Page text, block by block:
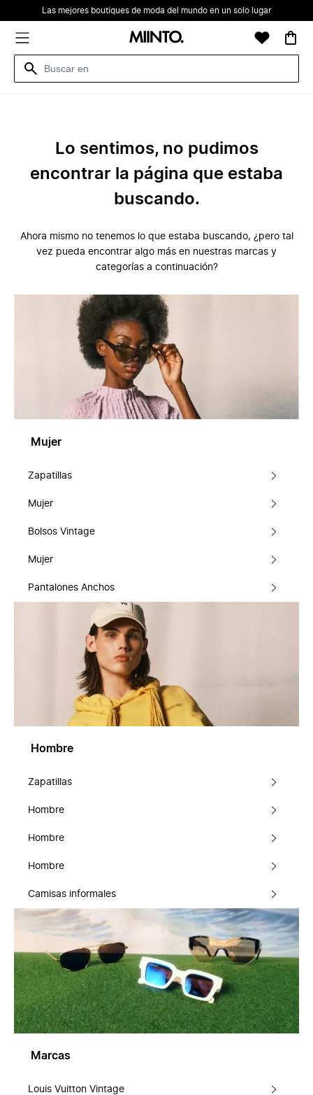
Las mejores boutiques de moda del mundo en un solo lugar
Lo sentimos, no pudimos
encontrar la página que estaba
buscando.
Ahora mismo no tenemos lo que estaba buscando, ¿pero tal
vez pueda encontrar algo más en nuestras marcas y
categorías a continuación?
Mujer
Zapatillas
Mujer
Bolsos Vintage
Mujer
Pantalones Anchos
Hombre
Zapatillas
Hombre
Hombre
Hombre
Camisas informales
Marcas
Louis Vuitton Vintage